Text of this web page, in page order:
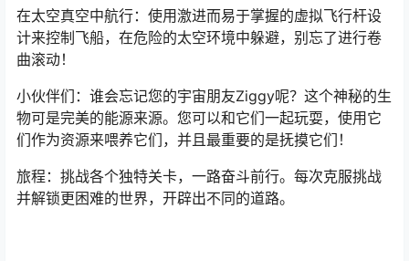
在太空真空中航行：使用激进而易于掌握的虚拟飞行杆设
计来控制飞船，在危险的太空环境中躲避，别忘了进行卷
曲滚动！
小伙伴们：谁会忘记您的宇宙朋友Ziggy呢？这个神秘的生
物可是完美的能源来源。您可以和它们一起玩耍，使用它
们作为资源来喂养它们，并且最重要的是抚摸它们！
旅程：挑战各个独特关卡，一路奋斗前行。每次克服挑战
并解锁更困难的世界，开辟出不同的道路。